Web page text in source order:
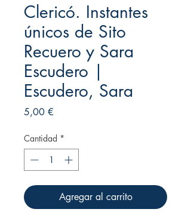
Clericó. Instantes
únicos de Sito
Recuero y Sara
Escudero |
Escudero, Sara
5,00 €
Cantidad *
Agregar al carrito